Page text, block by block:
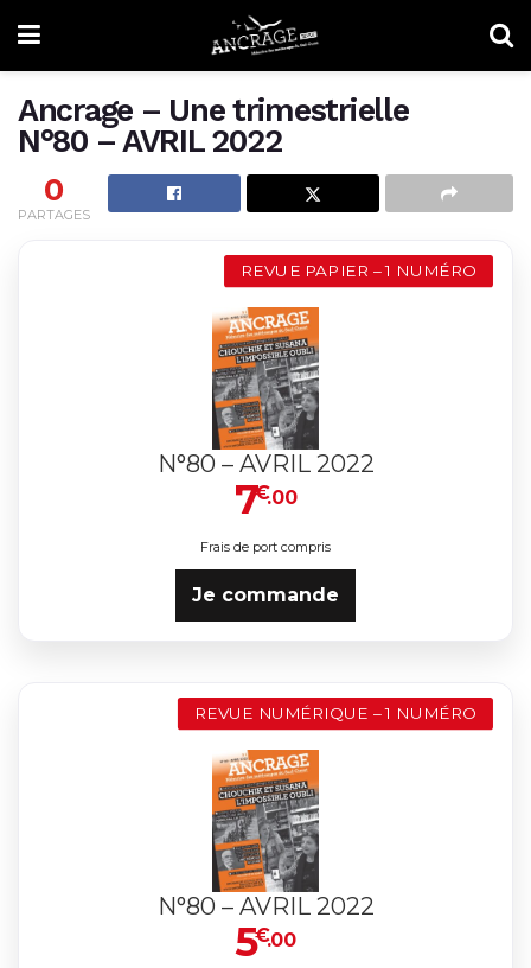
Ancrage – Une trimestrielle
N°80 – AVRIL 2022
0
PARTAGES
REVUE PAPIER – 1 NUMÉRO
N°80 – AVRIL 2022
7€.00
Frais de port compris
Je commande
REVUE NUMÉRIQUE – 1 NUMÉRO
N°80 – AVRIL 2022
5€.00